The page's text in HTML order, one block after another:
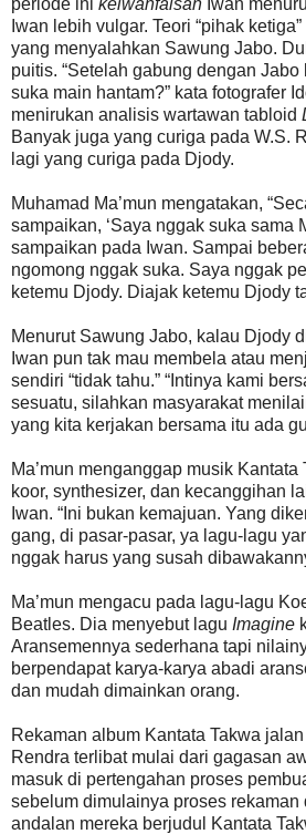
Iwan lebih vulgar. Teori “pihak
yang menyalahkan Sawung Jabo.
puitis. “Setelah gabung dengan
suka main hantam?” kata fotografer
menirukan analisis wartawan tabloid
Banyak juga yang curiga pada W.S.
lagi yang curiga pada Djody.
Muhamad Ma’mun mengatakan,
sampaikan, ‘Saya nggak suka sama
sampaikan pada Iwan. Sampai
ngomong nggak suka. Saya nggak
ketemu Djody. Diajak ketemu Djody
Menurut Sawung Jabo, kalau Djody
Iwan pun tak mau membela atau
sendiri “tidak tahu.” “Intinya kami
sesuatu, silahkan masyarakat
yang kita kerjakan bersama itu ada
Ma’mun menganggap musik
koor, synthesizer, dan kecanggihan
Iwan. “Ini bukan kemajuan. Yang
gang, di pasar-pasar, ya lagu-lagu
nggak harus yang susah
Ma’mun mengacu pada lagu-lagu
Beatles. Dia menyebut lagu Imagine
Aransemennya sederhana tapi
berpendapat karya-karya abadi
dan mudah dimainkan orang.
Rekaman album Kantata Takwa
Rendra terlibat mulai dari gagasan
masuk di pertengahan proses
sebelum dimulainya proses rekaman
andalan mereka berjudul Kantata